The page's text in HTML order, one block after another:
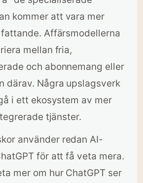
kommer att vara mer
Affärsmodellerna
mellan fria,
och abonnemang eller
därav. Några upslagsverk
i ett ekosystem av mer
tjänster.
använder redan AI-
för att få veta mera.
mer om hur ChatGPT ser